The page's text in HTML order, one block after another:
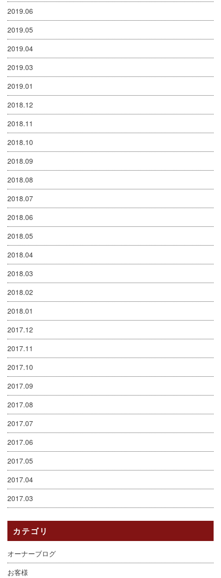
2019.06
2019.05
2019.04
2019.03
2019.01
2018.12
2018.11
2018.10
2018.09
2018.08
2018.07
2018.06
2018.05
2018.04
2018.03
2018.02
2018.01
2017.12
2017.11
2017.10
2017.09
2017.08
2017.07
2017.06
2017.05
2017.04
2017.03
カテゴリ
オーナーブログ
お客様